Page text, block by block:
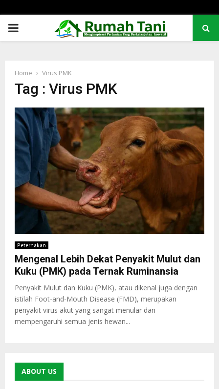
PRIMARY
Home Virus PMK
Tag : Virus PMK
Peternakan
Mengenal Lebih Dekat Penyakit Mulut dan
Kuku (PMK) pada Ternak Ruminansia
Penyakit Mulut dan Kuku (PMK), atau dikenal juga dengan
istilah Foot-and-Mouth Disease (FMD), merupakan
penyakit virus akut yang sangat menular dan
mempengaruhi semua jenis hewan...
ABOUT US